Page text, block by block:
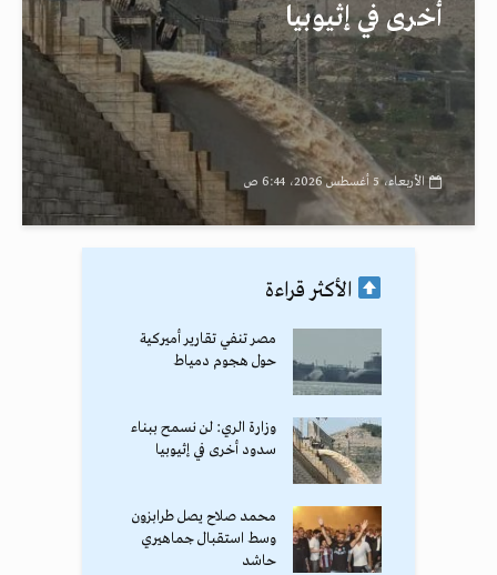
أخرى في إثيوبيا
الأربعاء، 5 أغسطس 2026، 6:44 ص
الأكثر قراءة
مصر تنفي تقارير أميركية
حول هجوم دمياط
وزارة الري: لن نسمح ببناء
سدود أخرى في إثيوبيا
محمد صلاح يصل طرابزون
وسط استقبال جماهيري
حاشد